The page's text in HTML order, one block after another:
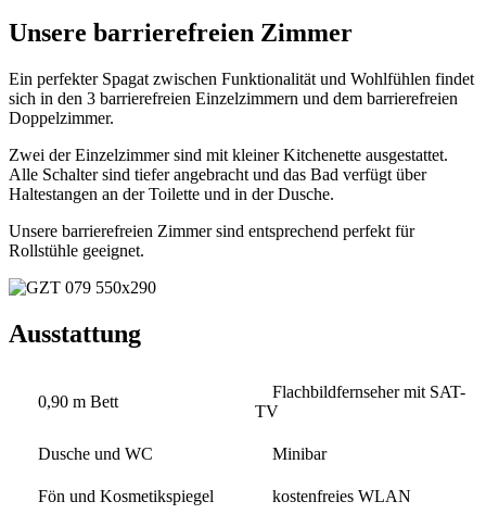
Unsere barrierefreien Zimmer
Ein perfekter Spagat zwischen Funktionalität und Wohlfühlen findet
sich in den 3 barrierefreien Einzelzimmern und dem barrierefreien
Doppelzimmer.
Zwei der Einzelzimmer sind mit kleiner Kitchenette ausgestattet.
Alle Schalter sind tiefer angebracht und das Bad verfügt über
Haltestangen an der Toilette und in der Dusche.
Unsere barrierefreien Zimmer sind entsprechend perfekt für
Rollstühle geeignet.
Ausstattung
0,90 m Bett
Flachbildfernseher mit SAT-
TV
Dusche und WC Minibar
Fön und Kosmetikspiegel kostenfreies WLAN